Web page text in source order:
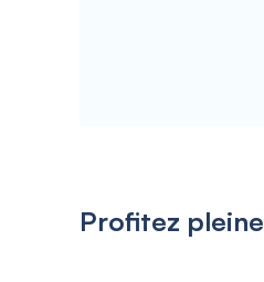
Profitez